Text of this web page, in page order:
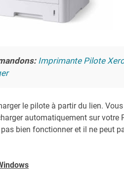
Imprimante Pilote
le pilote à partir du lien.
automatiquement sur votre
bien fonctionner et il ne peut